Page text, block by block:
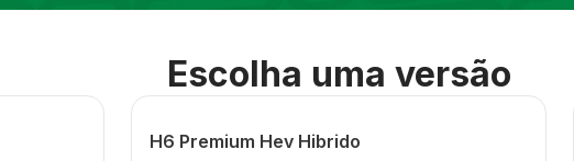
Escolha uma versão
H6 Premium Hev Hibrido